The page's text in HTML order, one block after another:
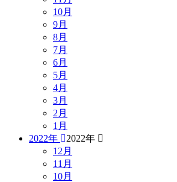
10月
9月
8月
7月
6月
5月
4月
3月
2月
1月
2022年
2022年
12月
11月
10月